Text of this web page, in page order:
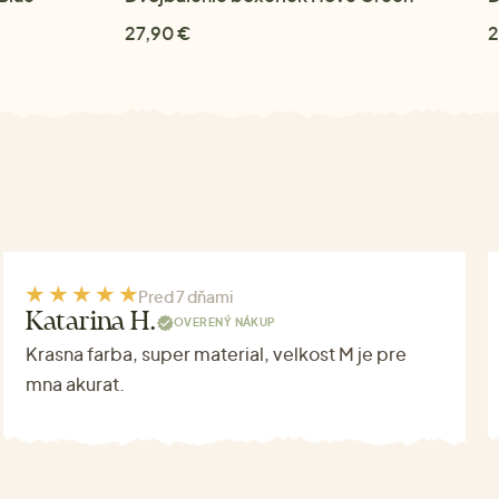
27,90 €
Pred 7 dňami
Katarina H. OVERENÝ NÁKUP
Krasna farba, super material, velkost M je pre
mna akurat.